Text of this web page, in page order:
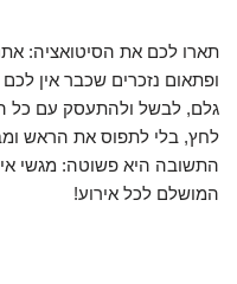
תארו לכם את הסיטואציה:
ופתאום נזכרים שכבר אין
גלם, לבשל ולהתעסק עם כל
לחץ, בלי לתפוס את הראש
התשובה היא פשוטה: מגשי
המושלם לכל אירוע!